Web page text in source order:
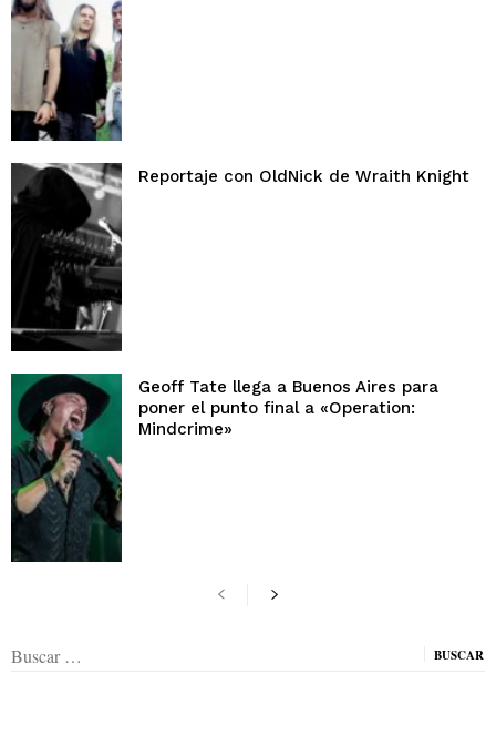
Reportaje con OldNick de Wraith Knight
Geoff Tate llega a Buenos Aires para
poner el punto final a «Operation:
Mindcrime»
Buscar: